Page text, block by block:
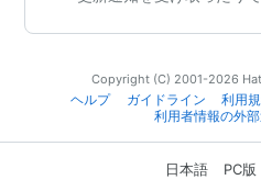
Copyright (C) 2001-2026
ヘルプ
ガイドライン 利用
利用者情報の外
日本語 PC版